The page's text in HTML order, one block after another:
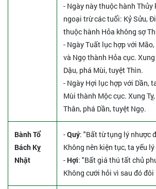
- Ngày này thuộc hành Thủy
ngoại trừ các tuổi: Kỷ Sửu,
thuộc hành Hỏa không sợ
- Ngày Tuất lục hợp với
và Ngọ thành Hỏa cục.
Dậu, phá Mùi, tuyệt Thìn.
- Ngày Hợi lục hợp với Dần,
Mùi thành Mộc cục. Xung
Thân, phá Dần, tuyệt Ngọ.
Bành Tổ
Bách Kỵ
Nhật
-Quý: "Bất từ tụng lý nhược
Không nên kiện tục, ta yếu
- Hợi: "Bất giá thú tất chủ
Không cưới hỏi vì sau đó